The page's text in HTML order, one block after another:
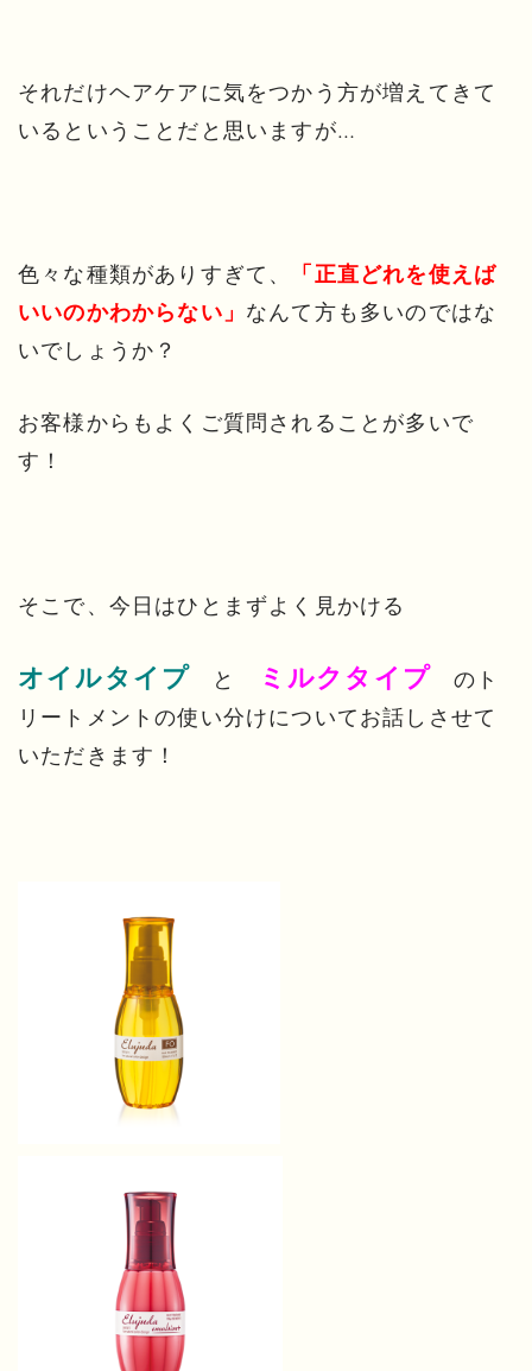
それだけヘアケアに気をつかう方が増えてきて
いるということだと思いますが…
色々な種類がありすぎて、
「正直どれを使えば
いいのかわからない」 なんて方も多いのではな
いでしょうか？
お客様からもよくご質問されることが多いで
す！
そこで、今日はひとまずよく見かける
オイルタイプ と ミルクタイプ のト
リートメントの使い分けについてお話しさせて
いただきます！